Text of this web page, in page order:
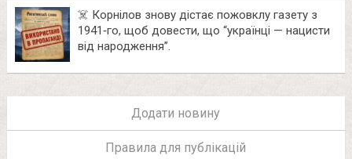
☠️ Корнілов знову дістає пожовклу газету з
1941‑го, щоб довести, що “українці — нацисти
від народження”.
Додати новину
Правила для публікацій